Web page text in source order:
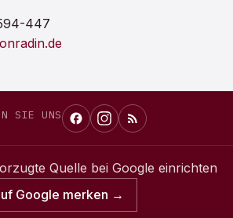
447
SIE UNS
Quelle bei Google einrichten
Google merken →